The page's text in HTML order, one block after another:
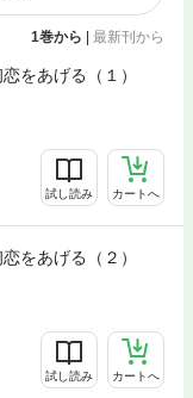
1巻から | 最新刊から
をあげる（１）
試し読み カートへ
をあげる（２）
試し読み カートへ